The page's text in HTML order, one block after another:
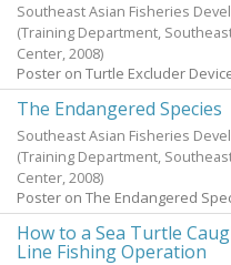
Southeast Asian Fisheries
(Training Department,
Center,2008)
Poster on Turtle Excluder
The Endangered Species
Southeast Asian Fisheries
(Training Department,
Center,2008)
Poster on The Endangered
How to a Sea Turtle
Line Fishing Operation